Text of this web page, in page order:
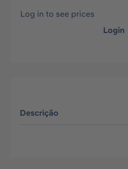
Log in to see prices
Login
Descrição